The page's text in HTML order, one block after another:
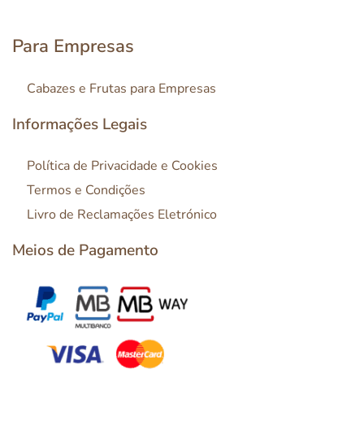
Para Empresas
Cabazes e Frutas para Empresas
Informações Legais
Política de Privacidade e Cookies
Termos e Condições
Livro de Reclamações Eletrónico
Meios de Pagamento